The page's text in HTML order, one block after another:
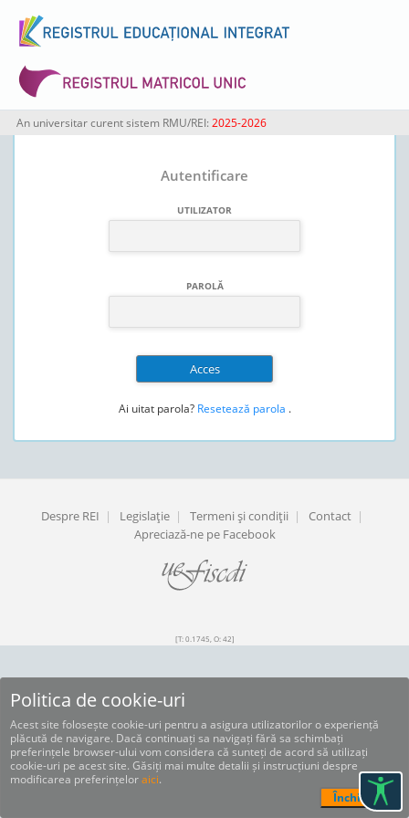
An universitar curent sistem RMU/REI: 2025-2026
Autentificare
UTILIZATOR
PAROLĂ
Ai uitat parola? Resetează parola .
Despre REI | Legislaţie | Termeni şi condiţii | Contact |
Apreciază-ne pe Facebook
[T: 0.1745, O: 42]
Politica de cookie-uri
Acest site folosește cookie-uri pentru a asigura utilizatorilor o experiență
plăcută de navigare. Dacă continuați sa navigați fără sa schimbați
preferințele browser-ului vom considera că sunteți de acord să utilizați
cookie-uri pe acest site. Găsiți mai multe detalii și instrucțiuni despre
modificarea preferințeloraici.